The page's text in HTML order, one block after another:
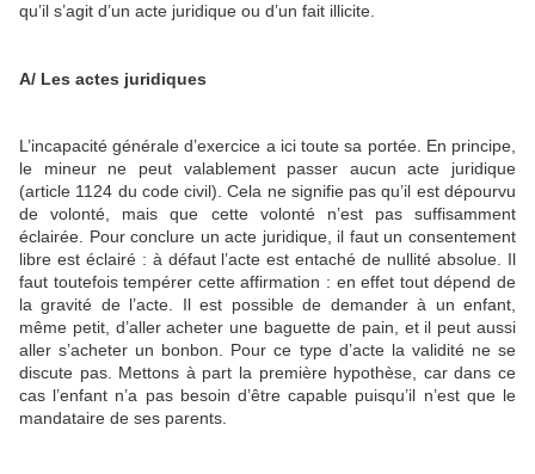
qu’il s’agit d’un acte juridique ou d’un fait illicite.
A/ Les actes juridiques
L’incapacité générale d’exercice a ici toute sa portée. En principe,
le mineur ne peut valablement passer aucun acte juridique
(article 1124 du code civil). Cela ne signifie pas qu’il est dépourvu
de volonté, mais que cette volonté n’est pas suffisamment
éclairée. Pour conclure un acte juridique, il faut un consentement
libre est éclairé : à défaut l’acte est entaché de nullité absolue. Il
faut toutefois tempérer cette affirmation : en effet tout dépend de
la gravité de l’acte. Il est possible de demander à un enfant,
même petit, d’aller acheter une baguette de pain, et il peut aussi
aller s’acheter un bonbon. Pour ce type d’acte la validité ne se
discute pas. Mettons à part la première hypothèse, car dans ce
cas l’enfant n’a pas besoin d’être capable puisqu’il n’est que le
mandataire de ses parents.